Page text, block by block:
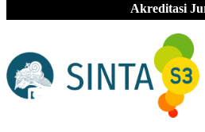
Akreditasi